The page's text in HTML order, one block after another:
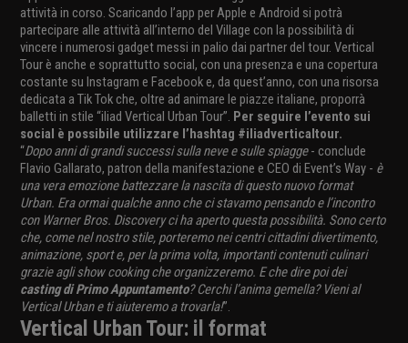
attività in corso. Scaricando l’app per Apple e Android si potrà
partecipare alle attività all’interno del Village con la possibilità di
vincere i numerosi gadget messi in palio dai partner del tour. Vertical
Tour è anche e soprattutto social, con una presenza e una copertura
costante su Instagram e Facebook e, da quest’anno, con una risorsa
dedicata a Tik Tok che, oltre ad animare le piazze italiane, proporrà
balletti in stile “iliad Vertical Urban Tour”. Per seguire l’evento sui
social è possibile utilizzare l’hashtag #iliadverticaltour.
“Dopo anni di grandi successi sulla neve e sulle spiagge- conclude
Flavio Gallarato, patron della manifestazione e CEO di Event’s Way - è
una vera emozione battezzare la nascita di questo nuovo format
Urban. Era ormai qualche anno che ci stavamo pensando e l’incontro
con Warner Bros. Discovery ci ha aperto questa possibilità. Sono certo
che, come nel nostro stile, porteremo nei centri cittadini divertimento,
animazione, sport e, per la prima volta, importanti contenuti culinari
grazie agli show cooking che organizzeremo. E che dire poi dei
casting di Primo Appuntamento? Cerchi l’anima gemella? Vieni al
Vertical Urban e ti aiuteremo a trovarla!”.
Vertical Urban Tour: il format